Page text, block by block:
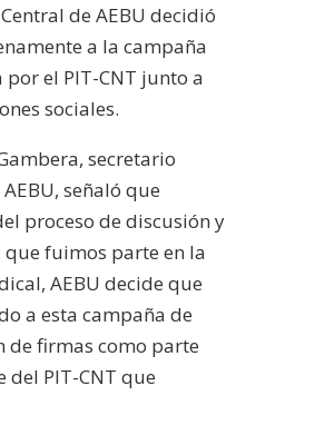
de AEBU decidió
a la campaña
el PIT-CNT junto a
sociales.
secretario
señaló que
proceso de discusión y
fuimos parte en la
AEBU decide que
a esta campaña de
de firmas como parte
PIT-CNT que